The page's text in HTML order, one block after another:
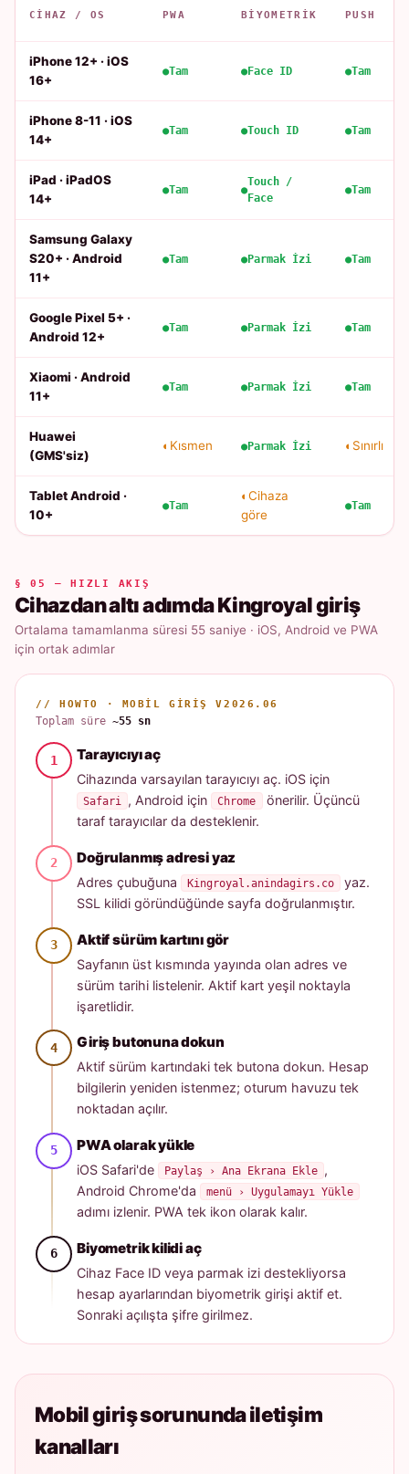
CIHAZ / OS PWA BIYOMETRIK PUSH
iPhone 12+ · iOS
16+
Tam Face ID Tam
iPhone 8-11 · iOS
14+
Tam Touch ID Tam
iPad · iPadOS
14+
Tam
Touch /
Face
Tam
Samsung Galaxy
S20+ · Android
11+
Tam Parmak İzi Tam
Google Pixel 5+ ·
Android 12+
Tam Parmak İzi Tam
Xiaomi · Android
11+
Tam Parmak İzi Tam
Huawei
(GMS'siz)
Kısmen Parmak İzi Sınırlı
Tablet Android ·
10+
Tam
Cihaza
göre
Tam
§ 05 — HIZLI AKIŞ
Cihazdan altı adımda Kingroyal giriş
Ortalama tamamlanma süresi 55 saniye · iOS, Android ve PWA
için ortak adımlar
// HOWTO · MOBIL GIRIŞ V2026.06
Toplam süre~55 sn
Tarayıcıyı aç
Cihazında varsayılan tarayıcıyı aç. iOS için
Safari , Android için Chrome
önerilir. Üçüncü
taraf tarayıcılar da desteklenir.
Doğrulanmış adresi yaz
Adres çubuğuna Kingroyal.anindagirs.co
yaz.
SSL kilidi göründüğünde sayfa doğrulanmıştır.
Aktif sürüm kartını gör
Sayfanın üst kısmında yayında olan adres ve
sürüm tarihi listelenir. Aktif kart yeşil noktayla
işaretlidir.
Giriş butonuna dokun
Aktif sürüm kartındaki tek butona dokun. Hesap
bilgilerin yeniden istenmez; oturum havuzu tek
noktadan açılır.
PWA olarak yükle
iOS Safari'de Paylaş › Ana Ekrana Ekle ,
Android Chrome'da
menü › Uygulamayı Yükle
adımı izlenir. PWA tek ikon olarak kalır.
Biyometrik kilidi aç
Cihaz Face ID veya parmak izi destekliyorsa
hesap ayarlarından biyometrik girişi aktif et.
Sonraki açılışta şifre girilmez.
Mobil giriş sorununda iletişim
kanalları